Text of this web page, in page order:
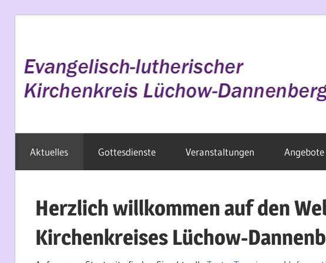
springen
Wendland
Aktuelles Gottesdienste Veranstaltungen Angebote
Herzlich willkommen auf den
Kirchenkreises Lüchow-